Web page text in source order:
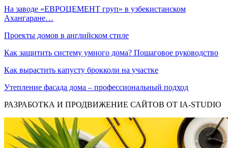
На заводе «ЕВРОЦЕМЕНТ груп» в узбекистанском
Ахангаране…
Проекты домов в английском стиле
Как защитить систему умного дома? Пошаговое руководство
Как вырастить капусту брокколи на участке
Утепление фасада дома – профессиональный подход
РАЗРАБОТКА И ПРОДВИЖЕНИЕ САЙТОВ ОТ IA-STUDIO